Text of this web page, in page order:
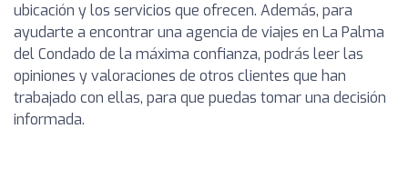
ubicación y los servicios que ofrecen. Además, para
ayudarte a encontrar una agencia de viajes en La Palma
del Condado de la máxima confianza, podrás leer las
opiniones y valoraciones de otros clientes que han
trabajado con ellas, para que puedas tomar una decisión
informada.